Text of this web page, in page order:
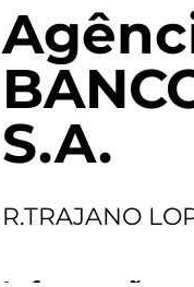
S.A.
R.TRAJANO